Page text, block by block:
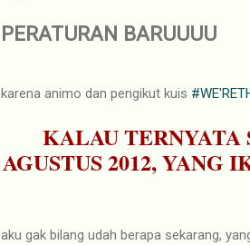
PERATURAN BARUUUU
karena animo dan pengikut kuis
KALAU TERNYATA
AGUSTUS 2012, YANG
aku gak bilang udah berapa sekarang,